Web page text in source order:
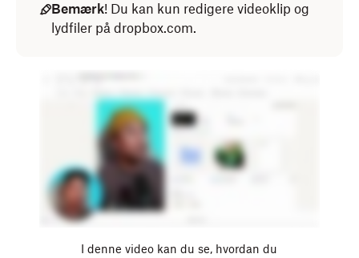
Bemærk! Du kan kun redigere videoklip og
lydfiler på dropbox.com.
I denne video kan du se, hvordan du